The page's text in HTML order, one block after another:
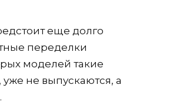
еще долго
переделки
моделей такие
не выпускаются, а